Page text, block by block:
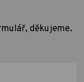
děkujeme.